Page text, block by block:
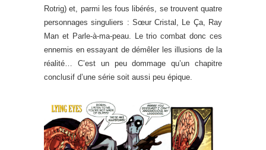
Rotrig) et, parmi les fous libérés, se trouvent quatre
personnages singuliers : Sœur Cristal, Le Ça, Ray
Man et Parle-à-ma-peau. Le trio combat donc ces
ennemis en essayant de démêler les illusions de la
réalité… C’est un peu dommage qu’un chapitre
conclusif d’une série soit aussi peu épique.